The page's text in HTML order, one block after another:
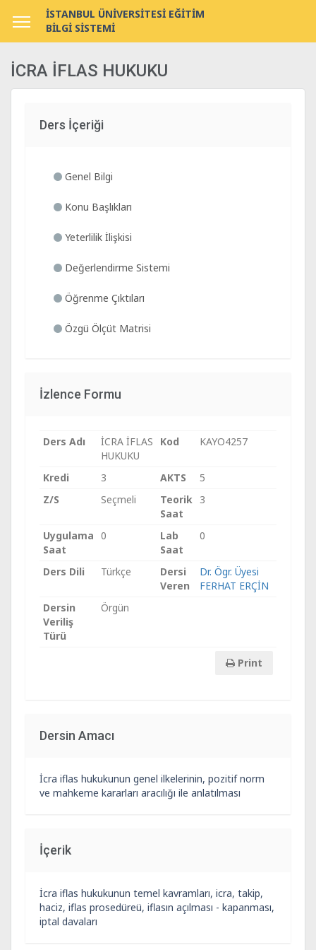
İSTANBUL ÜNİVERSİTESİ EĞİTİM
BİLGİ SİSTEMİ
İCRA İFLAS HUKUKU
Ders İçeriği
Genel Bilgi
Konu Başlıkları
Yeterlilik İlişkisi
Değerlendirme Sistemi
Öğrenme Çıktıları
Özgü Ölçüt Matrisi
İzlence Formu
Ders Adı
İCRA İFLAS
HUKUKU
Kod KAYO4257
Kredi 3 AKTS
5
Z/S
Seçmeli
Teorik
Saat
3
Uygulama
Saat
0
Lab
Saat
0
Ders Dili Türkçe
Dersi
Veren
Dr. Ögr. Üyesi
FERHAT ERÇİN
Dersin
Veriliş
Türü
Örgün
Print
Dersin Amacı
İcra iflas hukukunun genel ilkelerinin, pozitif norm
ve mahkeme kararları aracılığı ile anlatılması
İçerik
İcra iflas hukukunun temel kavramları, icra, takip,
haciz, iflas prosedüreü, iflasın açılması - kapanması,
iptal davaları